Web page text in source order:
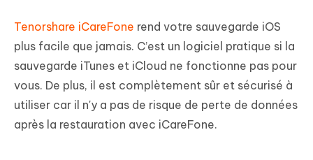
Tenorshare iCareFone rend votre sauvegarde iOS
plus facile que jamais. C’est un logiciel pratique si la
sauvegarde iTunes et iCloud ne fonctionne pas pour
vous. De plus, il est complètement sûr et sécurisé à
utiliser car il n'y a pas de risque de perte de données
après la restauration avec iCareFone.